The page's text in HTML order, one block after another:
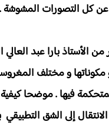
عن كل التصورات المشوشة .
بارا عبد العالي
و مختلف
فيها . موضحا
إلى الشق التطبيقي